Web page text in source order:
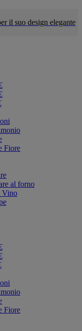
il suo design elegante
Fiore
al forno
Vino
Fiore